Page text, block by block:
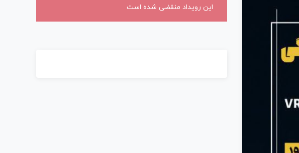
این رویداد منقضی شده است